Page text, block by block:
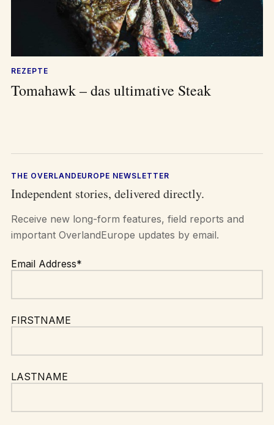
REZEPTE
Tomahawk – das ultimative Steak
THE OVERLANDEUROPE NEWSLETTER
Independent stories, delivered directly.
Receive new long-form features, field reports and
important OverlandEurope updates by email.
Email Address*
FIRSTNAME
LASTNAME